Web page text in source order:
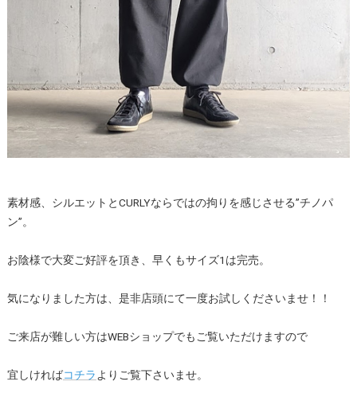
素材感、シルエットとCURLYならではの拘りを感じさせる”チノパ
ン”。
お陰様で大変ご好評を頂き、早くもサイズ1は完売。
気になりました方は、是非店頭にて一度お試しくださいませ！！
ご来店が難しい方はWEBショップでもご覧いただけますので
宜しければコチラ よりご覧下さいませ。